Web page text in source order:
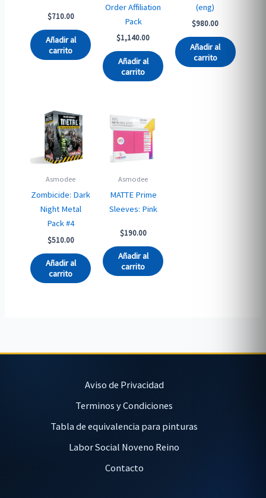
$710.00
Añadir al
carrito
Order Affiliation
Pack
$1,140.00
Añadir al
carrito
(eng)
$980.00
Añadir al
carrito
Asmodee
Zombicide: Dark
Night Metal
Pack #4
$510.00
Añadir al
carrito
Asmodee
MATTE Prime
Sleeves: Pink
$190.00
Añadir al
carrito
Aviso de Privacidad
Terminos y Condiciones
Tabla de equivalencia para pinturas
Labor Social Noveno Reino
Contacto